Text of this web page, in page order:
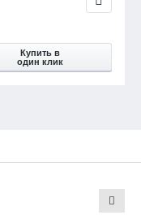
Купить в
один клик